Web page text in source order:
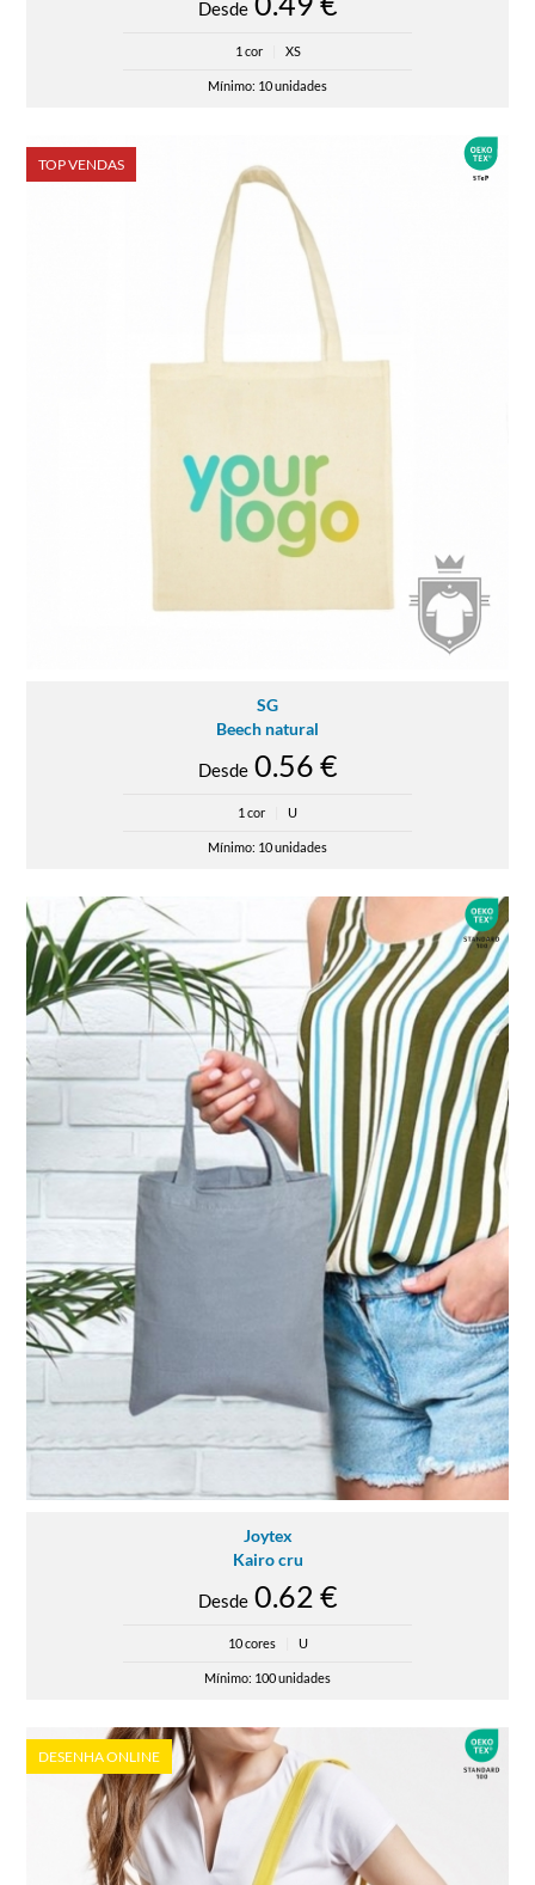
Desde
1 cor XS
Mínimo: 10 unidades
TOP VENDAS
SG
Beech natural
Desde0.56 €
1 cor U
Mínimo: 10 unidades
Joytex
Kairo cru
Desde0.62 €
10 cores U
Mínimo: 100 unidades
DESENHA ONLINE